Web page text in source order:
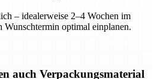
– idealerweise 2–4 Wochen im
optimal einplanen.
auch Verpackungsmaterial